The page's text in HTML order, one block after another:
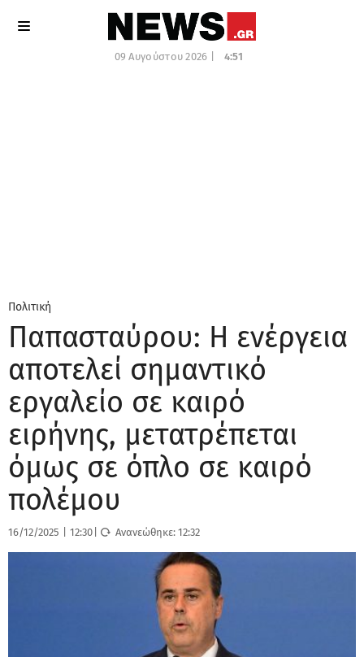
09 Αυγούστου 2026 | 4:51
Πολιτική
Παπασταύρου: Η ενέργεια
αποτελεί σημαντικό
εργαλείο σε καιρό
ειρήνης, μετατρέπεται
όμως σε όπλο σε καιρό
πολέμου
16/12/2025 12:30 Ανανεώθηκε:12:32